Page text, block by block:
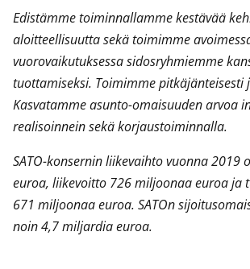
Edistämme toiminnallamme kestävää
aloitteellisuutta sekä toimimme
vuorovaikutuksessa sidosryhmiemme
tuottamiseksi. Toimimme pitkäjänteisesti
Kasvatamme asunto-omaisuuden arvoa
realisoinnein sekä korjaustoiminnalla.
SATO-konsernin liikevaihto vuonna 2019
euroa, liikevoitto 726 miljoonaa euroa ja
671 miljoonaa euroa. SATOn
noin 4,7 miljardia euroa.